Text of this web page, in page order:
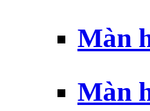
Màn
Màn